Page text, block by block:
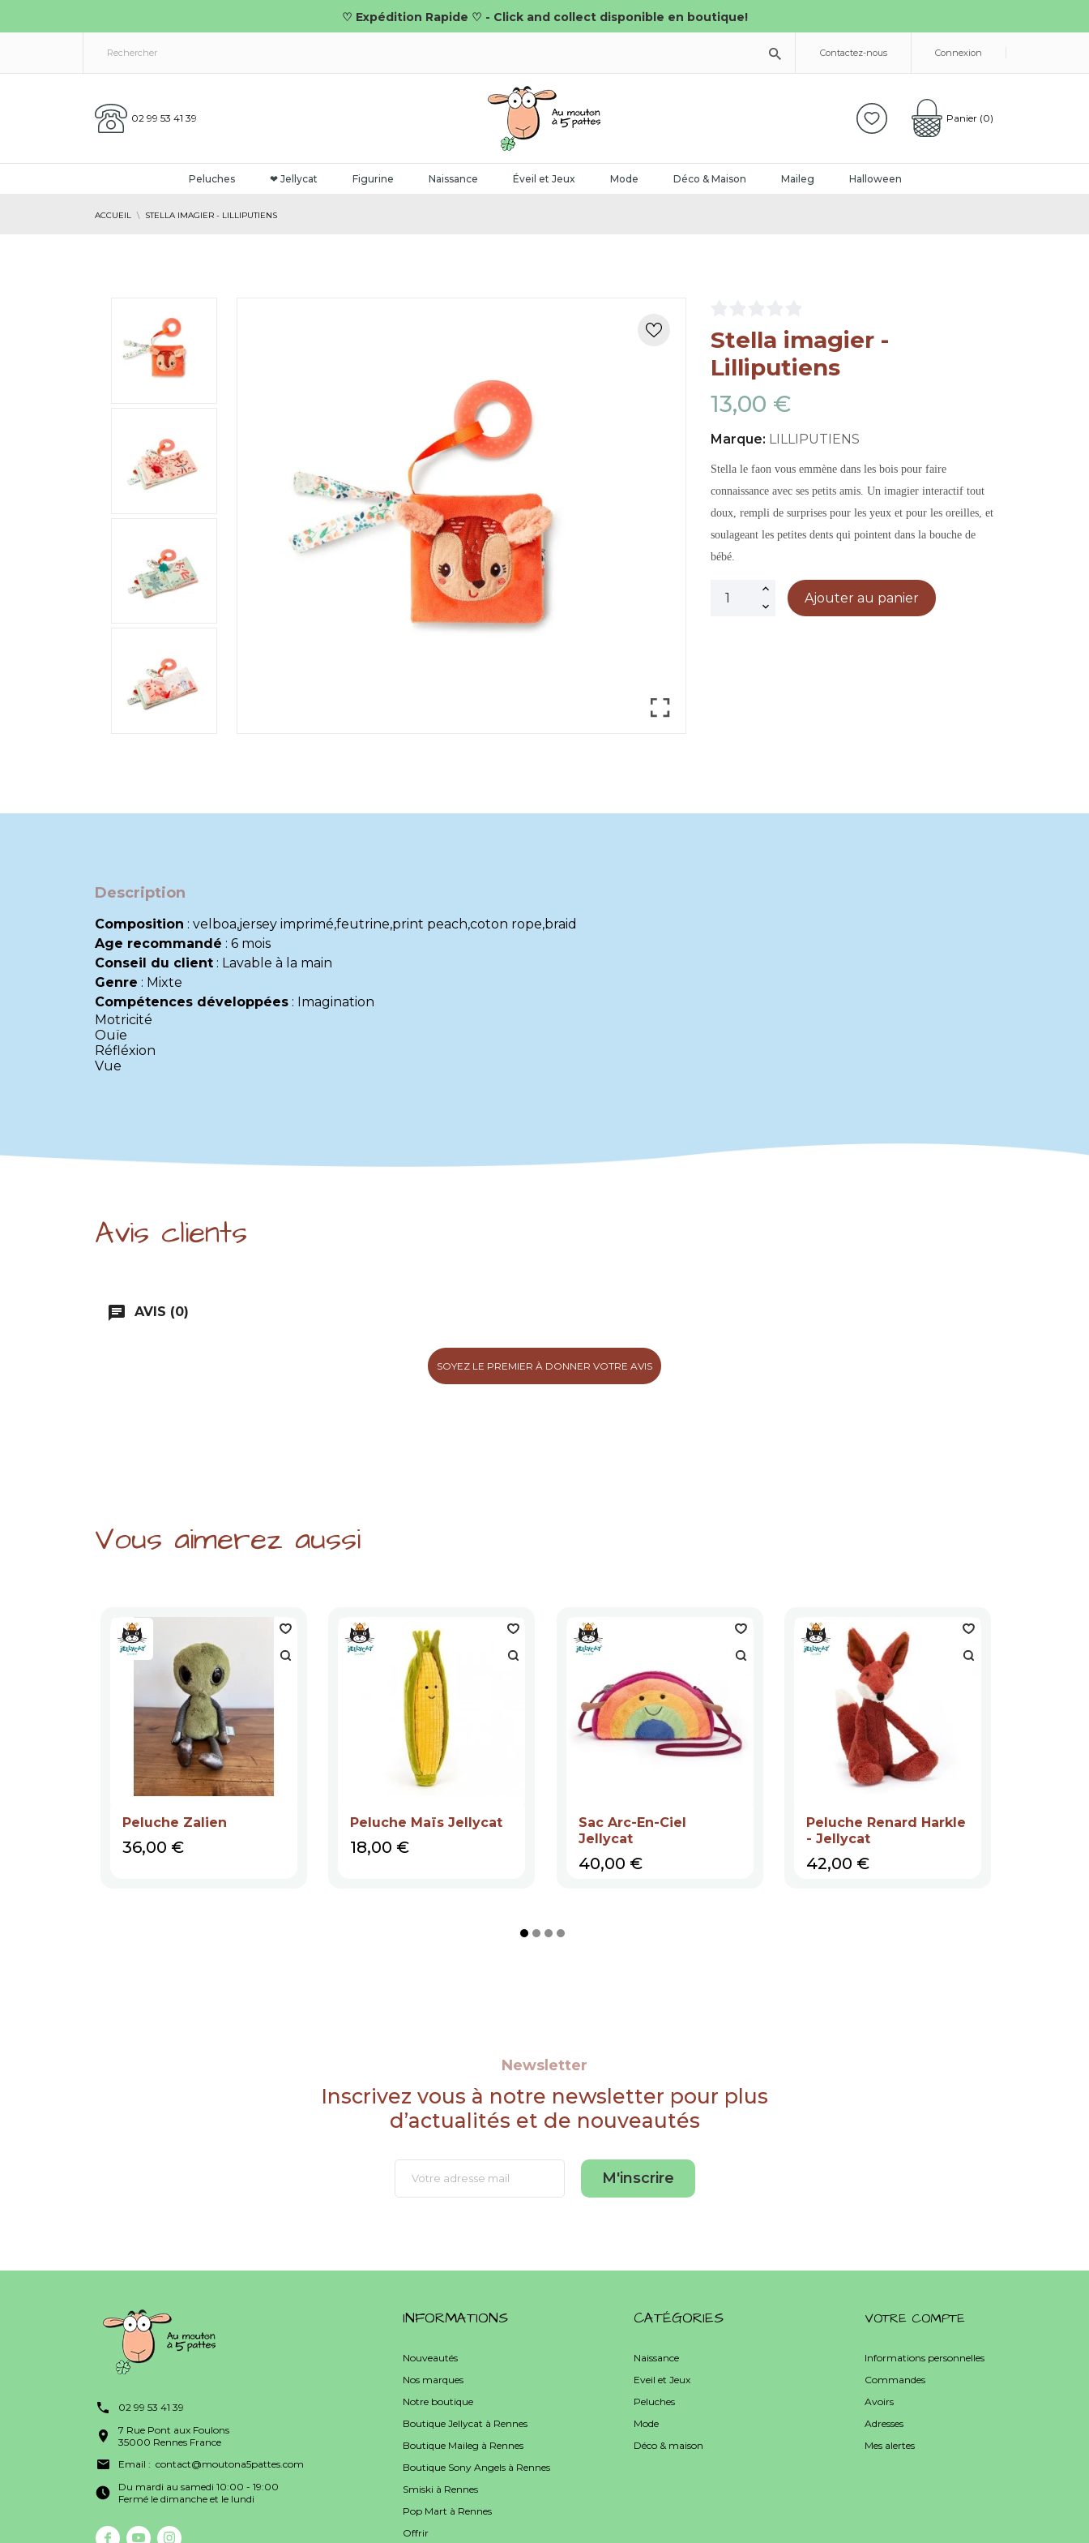
♡ Expédition Rapide ♡ - Click and collect disponible en boutique!
Contactez-nous Connexion
02 99 53 41 39 Panier (0)
Peluches ❤ Jellycat Figurine Naissance Éveil et Jeux Mode Déco & Maison Maileg Halloween
ACCUEIL STELLA IMAGIER - LILLIPUTIENS
Stella imagier -
Lilliputiens
13,00 €
Marque: LILLIPUTIENS
Stella le faon vous emmène dans les bois pour faire
connaissance avec ses petits amis. Un imagier interactif tout
doux, rempli de surprises pour les yeux et pour les oreilles, et
soulageant les petites dents qui pointent dans la bouche de
bébé.
Ajouter au panier
Description
Composition : velboa,jersey imprimé,feutrine,print peach,coton rope,braid
Age recommandé : 6 mois
Conseil du client : Lavable à la main
Genre : Mixte
Compétences développées : Imagination
Motricité
Ouïe
Réfléxion
Vue
Avis clients
chat AVIS (0)
SOYEZ LE PREMIER À DONNER VOTRE AVIS
Vous aimerez aussi
Peluche Zalien
Prix
36,00 €
Peluche Maïs Jellycat
Prix
18,00 €
Sac Arc-En-Ciel
Jellycat
Prix
40,00 €
Peluche Renard Harkle
- Jellycat
Prix
42,00 €
Newsletter
Inscrivez vous à notre newsletter pour plus
d’actualités et de nouveautés
M'inscrire
02 99 53 41 39
7 Rue Pont aux Foulons
35000 Rennes France
Email : contact@moutona5pattes.com
Du mardi au samedi 10:00 - 19:00
Fermé le dimanche et le lundi
INFORMATIONS
Nouveautés
Nos marques
Notre boutique
Boutique Jellycat à Rennes
Boutique Maileg à Rennes
Boutique Sony Angels à Rennes
Smiski à Rennes
Pop Mart à Rennes
Offrir
CATÉGORIES
Naissance
Eveil et Jeux
Peluches
Mode
Déco & maison
VOTRE COMPTE
Informations personnelles
Commandes
Avoirs
Adresses
Mes alertes